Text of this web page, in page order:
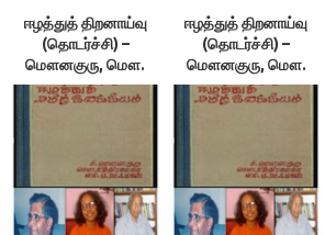
ஈழத்துத் திறனாய்வு
(தொடர்ச்சி) –
மௌனகுரு, மௌ.
சித்திரலேகா & எம். ஏ.
நுஃமான்
ஈழத்துத் திறனாய்வு
(தொடர்ச்சி) –
மௌனகுரு, மௌ.
சித்திரலேகா & எம். ஏ.
நுஃமான்